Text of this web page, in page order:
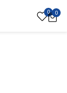
0 0